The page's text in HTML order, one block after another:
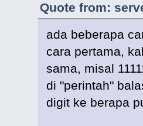
Quote from:
ada beberapa
cara pertama,
sama, misal
di "perintah"
digit ke berapa